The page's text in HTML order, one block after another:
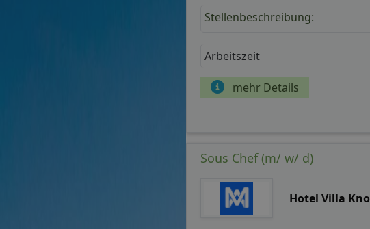
Stellenbeschreibung:
Arbeitszeit
mehr Details
Sous Chef (m/ w/ d)
Hotel Villa